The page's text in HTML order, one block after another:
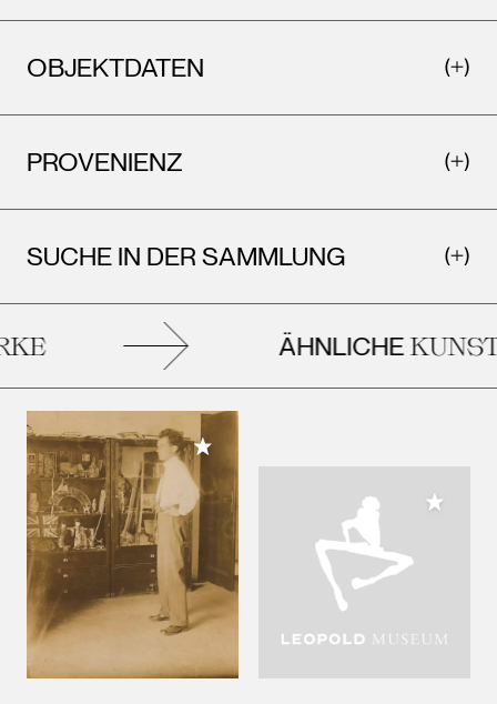
OBJEKTDATEN
PROVENIENZ
SUCHE IN DER SAMMLUNG
ÄHNLICHE
Meiner Sammlung hinzufügen
Meiner